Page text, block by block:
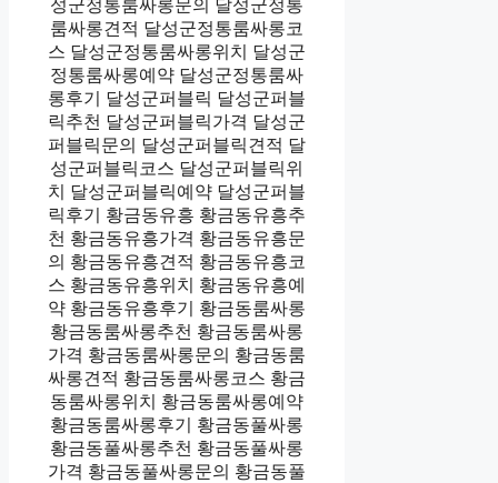
성군정통룸싸롱문의 달성군정통
룸싸롱견적 달성군정통룸싸롱코
스 달성군정통룸싸롱위치 달성군
정통룸싸롱예약 달성군정통룸싸
롱후기 달성군퍼블릭 달성군퍼블
릭추천 달성군퍼블릭가격 달성군
퍼블릭문의 달성군퍼블릭견적 달
성군퍼블릭코스 달성군퍼블릭위
치 달성군퍼블릭예약 달성군퍼블
릭후기 황금동유흥 황금동유흥추
천 황금동유흥가격 황금동유흥문
의 황금동유흥견적 황금동유흥코
스 황금동유흥위치 황금동유흥예
약 황금동유흥후기 황금동룸싸롱
황금동룸싸롱추천 황금동룸싸롱
가격 황금동룸싸롱문의 황금동룸
싸롱견적 황금동룸싸롱코스 황금
동룸싸롱위치 황금동룸싸롱예약
황금동룸싸롱후기 황금동풀싸롱
황금동풀싸롱추천 황금동풀싸롱
가격 황금동풀싸롱문의 황금동풀